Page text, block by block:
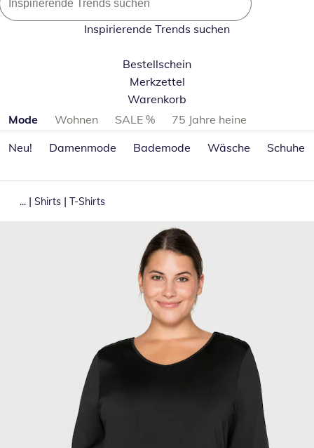
Inspirierende Trends suchen
Bestellschein
Merkzettel
Warenkorb
Produktkategorien überspringen
Mode Wohnen SALE %
75 Jahre heine
Neu!
Damenmode Bademode Wäsche Schuhe
... | Shirts | T-Shirts